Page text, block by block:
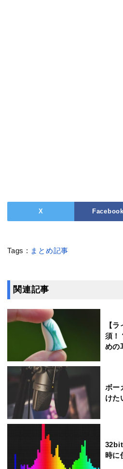
X Facebook
Tags : まとめ記事
関連記事
【
須！
めの
ボー
けた
時に